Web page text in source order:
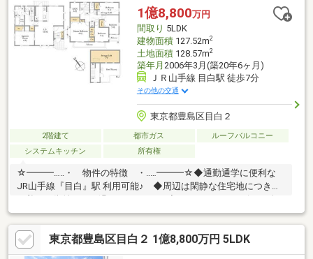
又は《見学予約》ボタンをクリック！又は大和アクタス 0120-
105-111(通話無料)まで
1億8,800万円
間取り 5LDK
建物面積127.52m2
土地面積128.57m2
築年月 2006年3月(築20年6ヶ月)
ＪＲ山手線 目白駅 徒歩7分
その他の交通
東京都豊島区目白２
2階建て 都市ガス
ルーフバルコニー
システムキッチン
所有権
☆━━━…‥・ 物件の特徴 ・‥…━━━☆◆通勤通学に便利な
JR山手線『目白』駅 利用可能♪ ◆周辺は閑静な住宅地につき落
園等、生活環境良好♪◆同仕様モデルハウスのご案内や建物プレ
ゼンテーションも随時受付中♪是非、現地をご確認ください！♪物
件の詳細はADCAST駒込支店迄【０１２０－９１７－１９７】
♪☆━━━…‥・ ━☆━ ・‥…━━━☆
東京都豊島区目白２ 1億8,800万円 5LDK